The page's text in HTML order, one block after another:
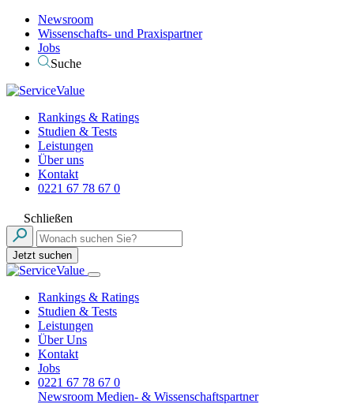
Newsroom
Wissenschafts- und Praxispartner
Jobs
Suche
Rankings & Ratings
Studien & Tests
Leistungen
Über uns
Kontakt
0221 67 78 67 0
Schließen
Jetzt suchen
Rankings & Ratings
Studien & Tests
Leistungen
Über Uns
Kontakt
Jobs
0221 67 78 67 0
Newsroom Medien- & Wissenschaftspartner